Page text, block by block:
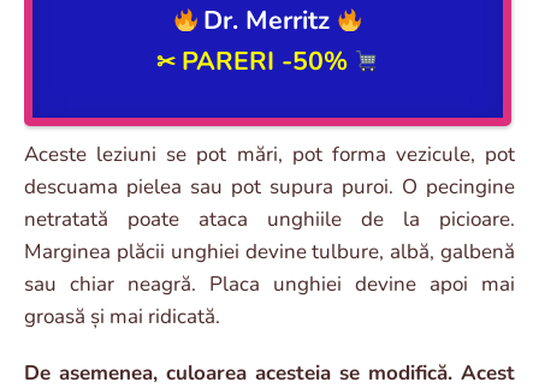
Dr. Merritz
✂ PARERI -50%
Aceste leziuni se pot mări, pot forma vezicule, pot
descuama pielea sau pot supura puroi. O pecingine
netratată poate ataca unghiile de la picioare.
Marginea plăcii unghiei devine tulbure, albă, galbenă
sau chiar neagră. Placa unghiei devine apoi mai
groasă și mai ridicată.
De asemenea, culoarea acesteia se modifică. Acest